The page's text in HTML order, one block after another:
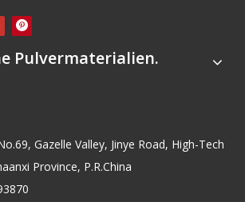
Pulvermaterialien.
Gazelle Valley, Jinye Road, High-Tech
Province, P.R.China